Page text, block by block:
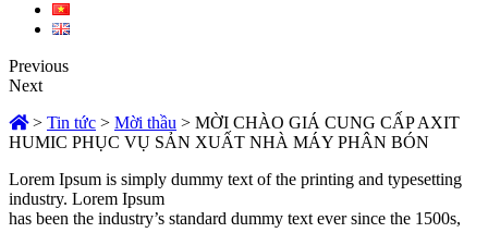
Previous
Next
> Tin tức > Mời thầu > MỜI CHÀO GIÁ CUNG CẤP AXIT
HUMIC PHỤC VỤ SẢN XUẤT NHÀ MÁY PHÂN BÓN
Lorem Ipsum is simply dummy text of the printing and typesetting
industry. Lorem Ipsum
has been the industry’s standard dummy text ever since the 1500s,